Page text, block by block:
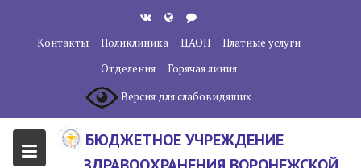
содержанию
Контакты Поликлиника ЦАОП
Платные услуги
Отделения
Горячая линия
Версия для слабовидящих
БЮДЖЕТНОЕ УЧРЕЖДЕНИЕ